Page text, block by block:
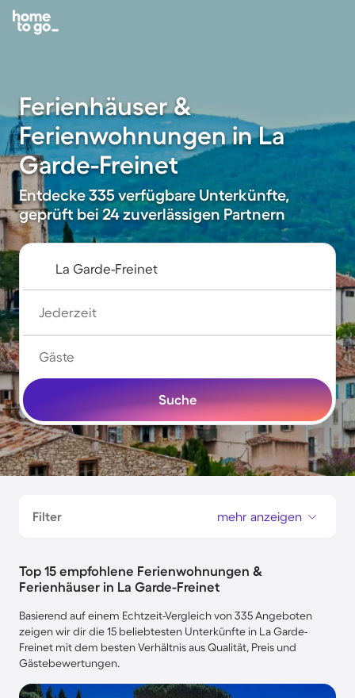
Ferienhäuser &
Ferienwohnungen in La
Garde-Freinet
Entdecke 335 verfügbare Unterkünfte,
geprüft bei 24 zuverlässigen Partnern
Jederzeit
Gäste
Suche
Filter mehr anzeigen
Top 15 empfohlene Ferienwohnungen &
Ferienhäuser in La Garde-Freinet
Basierend auf einem Echtzeit-Vergleich von 335 Angeboten
zeigen wir dir die 15 beliebtesten Unterkünfte in La Garde-
Freinet mit dem besten Verhältnis aus Qualität, Preis und
Gästebewertungen.